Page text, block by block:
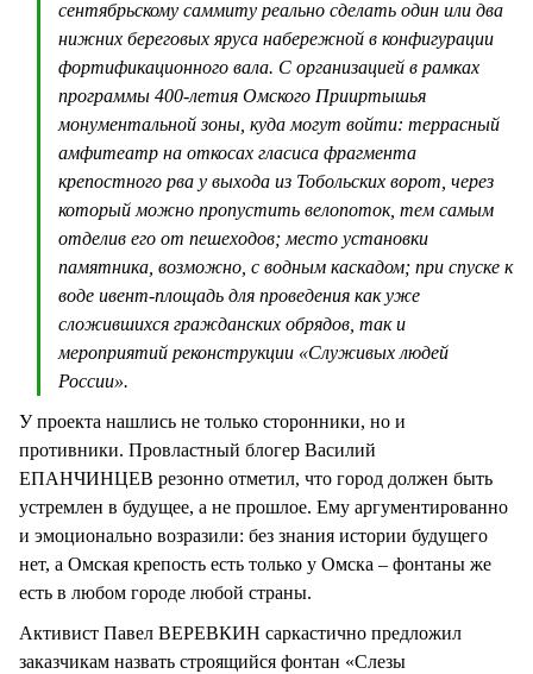
сентябрьскому саммиту реально сделать один или два
нижних береговых яруса набережной в конфигурации
фортификационного вала. С организацией в рамках
программы 400-летия Омского Прииртышья
монументальной зоны, куда могут войти: террасный
амфитеатр на откосах гласиса фрагмента
крепостного рва у выхода из Тобольских ворот, через
который можно пропустить велопоток, тем самым
отделив его от пешеходов; место установки
памятника, возможно, с водным каскадом; при спуске к
воде ивент-площадь для проведения как уже
сложившихся гражданских обрядов, так и
мероприятий реконструкции «Служивых людей
России».
У проекта нашлись не только сторонники, но и
противники. Провластный блогер Василий
ЕПАНЧИНЦЕВ резонно отметил, что город должен быть
устремлен в будущее, а не прошлое. Ему аргументированно
и эмоционально возразили: без знания истории будущего
нет, а Омская крепость есть только у Омска – фонтаны же
есть в любом городе любой страны.
Активист Павел ВЕРЕВКИН саркастично предложил
заказчикам назвать строящийся фонтан «Слезы